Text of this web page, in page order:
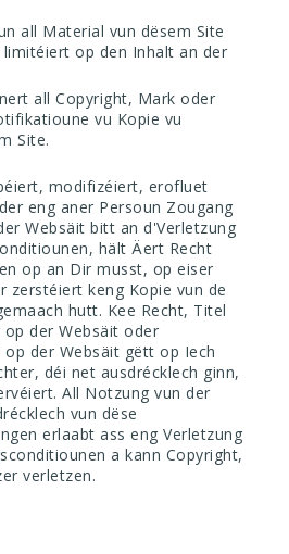
all Material vun dësem Site
op den Inhalt an der
all Copyright, Mark oder
vu Kopie vu
Site.
modifizéiert, erofluet
eng aner Persoun Zougang
Websäit bitt an d'Verletzung
hält Äert Recht
op an Dir musst, op eiser
zerstéiert keng Kopie vun de
hutt. Kee Recht, Titel
der Websäit oder
der Websäit gëtt op Iech
déi net ausdrécklech ginn,
All Notzung vun der
vun dëse
erlaabt ass eng Verletzung
a kann Copyright,
verletzen.